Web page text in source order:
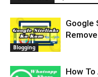
Blogging
Google
How